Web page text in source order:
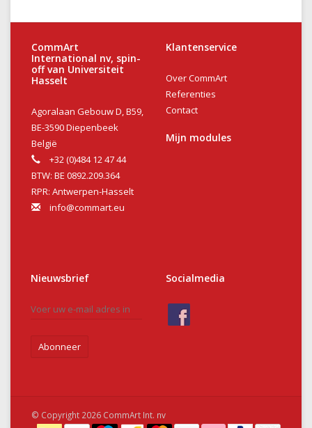
CommArt
International nv, spin-
off van Universiteit
Hasselt
Agoralaan Gebouw D, B59,
BE-3590 Diepenbeek
België
+32 (0)484 12 47 44
BTW: BE 0892.209.364
RPR: Antwerpen-Hasselt
info@commart.eu
Klantenservice
Over CommArt
Referenties
Contact
Mijn modules
Nieuwsbrief
Abonneer
Socialmedia
© Copyright 2026 CommArt Int. nv